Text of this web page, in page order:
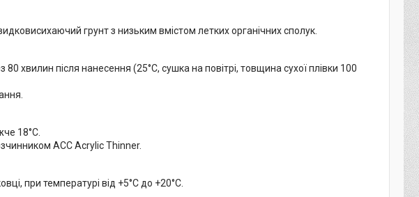
грунт з низьким вмістом летких органічних сполук.
хвилин після нанесення (25°C, сушка на повітрі, товщина сухої плівки 100
18°C.
ACC Acrylic Thinner.
при температурі від +5°C до +20°C.